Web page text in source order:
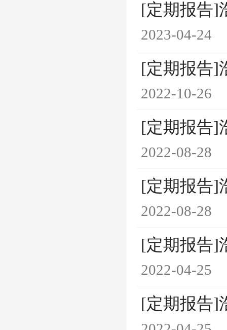
[定期报告]
2023-04-24
[定期报告]
2022-10-26
[定期报告]
2022-08-28
[定期报告]
2022-08-28
[定期报告]
2022-04-25
[定期报告]